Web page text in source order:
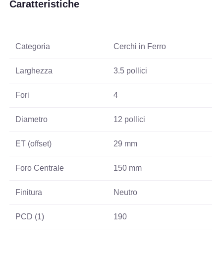
Caratteristiche
Categoria Cerchi in Ferro
Larghezza 3.5 pollici
Fori 4
Diametro 12 pollici
ET (offset) 29 mm
Foro Centrale 150 mm
Finitura Neutro
PCD (1) 190